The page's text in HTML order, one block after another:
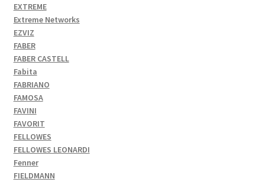
EXTREME
Extreme Networks
EZVIZ
FABER
FABER CASTELL
Fabita
FABRIANO
FAMOSA
FAVINI
FAVORIT
FELLOWES
FELLOWES LEONARDI
Fenner
FIELDMANN